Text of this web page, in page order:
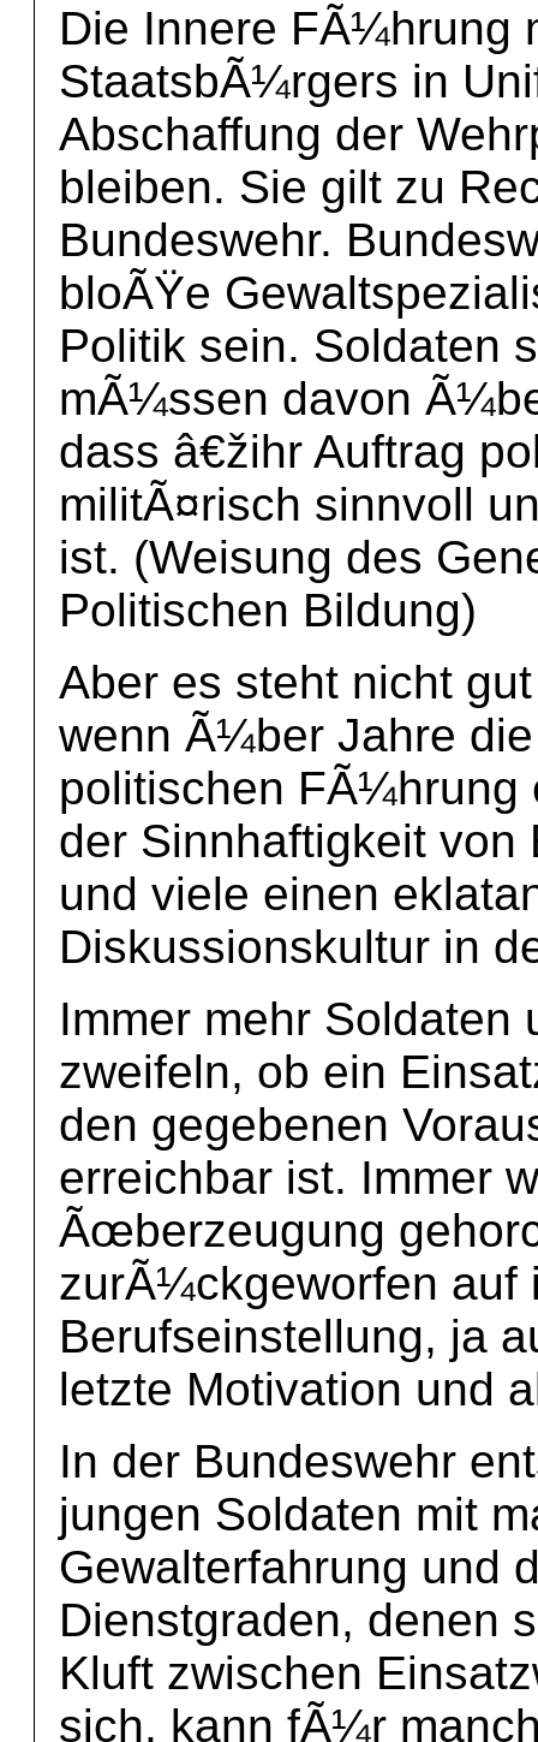
Die Innere FÃ¼hrung
StaatsbÃ¼rgers in
Abschaffung der
bleiben. Sie gilt zu
Bundeswehr.
bloÃŸe
Politik sein. Soldaten
mÃ¼ssen davon
dass â€žihr Auftrag
militÃ¤risch sinnvoll
ist. (Weisung des
Politischen Bildung)
Aber es steht nicht
wenn Ã¼ber Jahre
politischen FÃ¼hrung
der Sinnhaftigkeit von
und viele einen
Diskussionskultur in
Immer mehr Soldaten
zweifeln, ob ein
den gegebenen
erreichbar ist. Immer
Ãœberzeugung
zurÃ¼ckgeworfen auf
Berufseinstellung, ja
letzte Motivation und
In der Bundeswehr
jungen Soldaten mit
Gewalterfahrung und
Dienstgraden, denen
Kluft zwischen
sich, kann fÃ¼r